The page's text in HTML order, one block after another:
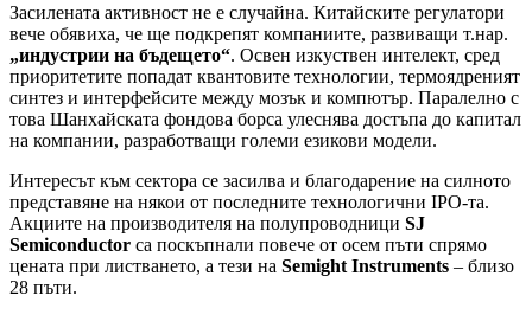
Засилената активност не е случайна. Китайските регулатори
вече обявиха, че ще подкрепят компаниите, развиващи т.нар.
„индустрии на бъдещето“. Освен изкуствен интелект, сред
приоритетите попадат квантовите технологии, термоядреният
синтез и интерфейсите между мозък и компютър. Паралелно с
това Шанхайската фондова борса улеснява достъпа до капитал
на компании, разработващи големи езикови модели.
Интересът към сектора се засилва и благодарение на силното
представяне на някои от последните технологични IPO-та.
Акциите на производителя на полупроводници SJ
Semiconductor са поскъпнали повече от осем пъти спрямо
цената при листването, а тези на Semight Instruments – близо
28 пъти.